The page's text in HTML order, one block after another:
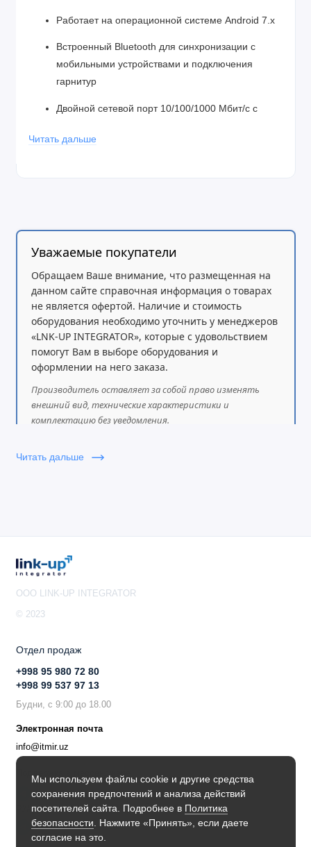
Работает на операционной системе Android 7.x
Встроенный Bluetooth для синхронизации с
мобильными устройствами и подключения
гарнитур
Двойной сетевой порт 10/100/1000 Мбит/с с
качества с улучшенным эхоподавлением и
отличным качеством звука при двухсторонней
связи
Встроенная 2-мегапиксельная камера с
затвором для видеозвонков
8-дюймовый (1280x800) емкостный 10-точечный
Периферийные устройства, включая: HDMI-вход/
выход, USB, Micro SD, разъем для гарнитуры,
Читать дальше
Уважаемые покупатели
Обращаем Ваше внимание, что размещенная на
данном сайте справочная информация о товарах
не является офертой. Наличие и стоимость
оборудования необходимо уточнить у менеджеров
«LNK-UP INTEGRATOR», которые с удовольствием
помогут Вам в выборе оборудования и
оформлении на него заказа.
Производитель оставляет за собой право изменять
внешний вид, технические характеристики и
комплектацию без уведомления.
Читать дальше
Мы используем файлы cookie и другие средства
сохранения предпочтений и анализа действий
посетителей сайта. Подробнее в Политика
безопасности . Нажмите «Принять», если даете
согласие на это.
OOO LINK-UP INTEGRATOR
© 2023
Отдел продаж
+998 95 980 72 80
+998 99 537 97 13
Будни, с 9:00 до 18.00
Электронная почта
info@itmir.uz
Поддержка в мессенджере
Будьте в курсе наших новостей!